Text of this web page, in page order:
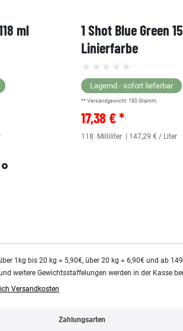
ml
1 Shot Blue Green
Linierfarbe
Lagernd - sofort lieferbar
** Versandgewicht:180 Gramm.
17,38 € *
118 Milliliter | 147,29 € / Liter
1kg bis 20 kg = 5,90€, über 20 kg = 6,90€ und ab
weitere Gewichtsstaffelungen werden in der Kasse
Versandkosten
Zahlungsarten